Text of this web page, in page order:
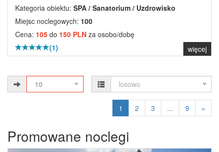
Kategoria obiektu: SPA / Sanatorium / Uzdrowisko
Miejsc noclegowych: 100
Cena: 105 do 150 PLN za osobo/dobę
(1)
więcej
10 losowo
1 2 3 ... 9 »
Promowane noclegi